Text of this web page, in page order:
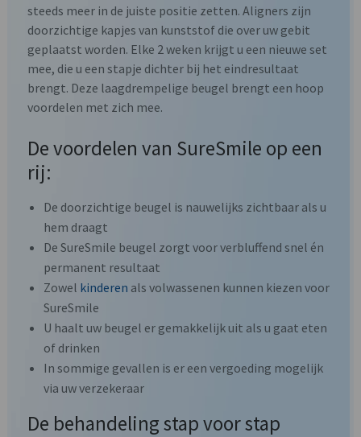
steeds meer in de juiste positie zetten. Aligners zijn
doorzichtige kapjes van kunststof die over uw gebit
geplaatst worden. Elke 2 weken krijgt u een nieuwe set
mee, die u een stapje dichter bij het eindresultaat
brengt. Deze laagdrempelige beugel brengt een hoop
voordelen met zich mee.
De voordelen van SureSmile op een
rij:
De doorzichtige beugel is nauwelijks zichtbaar als u
hem draagt
De SureSmile beugel zorgt voor verbluffend snel én
permanent resultaat
Zowel kinderen als volwassenen kunnen kiezen voor
SureSmile
U haalt uw beugel er gemakkelijk uit als u gaat eten
of drinken
In sommige gevallen is er een vergoeding mogelijk
via uw verzekeraar
De behandeling stap voor stap